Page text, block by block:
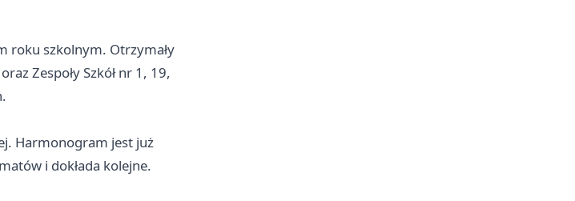
roku szkolnym. Otrzymały
Zespoły Szkół nr 1, 19,
Harmonogram jest już
i dokłada kolejne.